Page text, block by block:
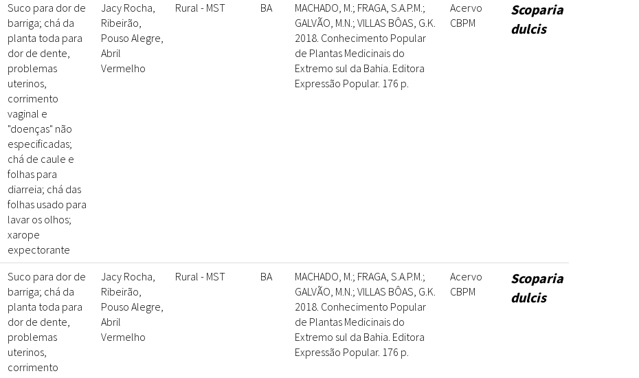
Suco para dor de
barriga; chá da
planta toda para
dor de dente,
problemas
uterinos,
corrimento
vaginal e
"doenças" não
especificadas;
chá de caule e
folhas para
diarreia; chá das
folhas usado para
lavar os olhos;
xarope
expectorante
Jacy Rocha,
Ribeirão,
Pouso Alegre,
Abril
Vermelho
Rural - MST BA
MACHADO, M.; FRAGA, S.A.P.M.;
GALVÃO, M.N.; VILLAS BÔAS, G.K.
2018. Conhecimento Popular
de Plantas Medicinais do
Extremo sul da Bahia. Editora
Expressão Popular. 176 p.
Acervo
CBPM
Scoparia
dulcis
Suco para dor de
barriga; chá da
planta toda para
dor de dente,
problemas
uterinos,
corrimento
Jacy Rocha,
Ribeirão,
Pouso Alegre,
Abril
Vermelho
Rural - MST BA
MACHADO, M.; FRAGA, S.A.P.M.;
GALVÃO, M.N.; VILLAS BÔAS, G.K.
2018. Conhecimento Popular
de Plantas Medicinais do
Extremo sul da Bahia. Editora
Expressão Popular. 176 p.
Acervo
CBPM
Scoparia
dulcis